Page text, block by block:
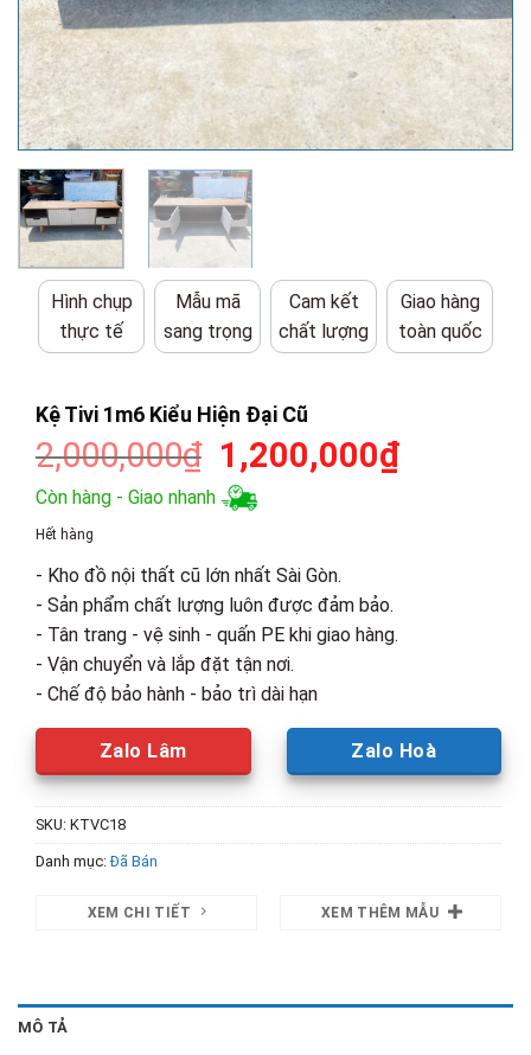
Hình chụp
thực tế
Mẫu mã
sang trọng
Cam kết
chất lượng
Giao hàng
toàn quốc
Kệ Tivi 1m6 Kiểu Hiện Đại Cũ
2,000,000₫ Giá
gốc
là:
1,200,000₫Giá
Còn hàng - Giao nhanh
Hết hàng
- Kho đồ nội thất cũ lớn nhất Sài Gòn.
- Sản phẩm chất lượng luôn được đảm bảo.
- Tân trang - vệ sinh - quấn PE khi giao hàng.
- Vận chuyển và lắp đặt tận nơi.
- Chế độ bảo hành - bảo trì dài hạn
Zalo Lâm Zalo Hoà
SKU: KTVC18
Danh mục:Đã Bán
XEM CHI TIẾT XEM THÊM MẪU
MÔ TẢ